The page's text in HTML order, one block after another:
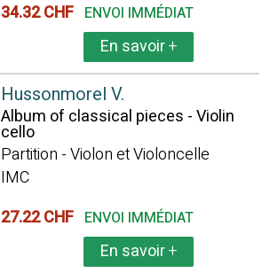
34.32 CHF ENVOI IMMÉDIAT
En savoir+
Hussonmorel V.
Album of classical pieces - Violin
cello
Partition - Violon et Violoncelle
IMC
27.22 CHF ENVOI IMMÉDIAT
En savoir+